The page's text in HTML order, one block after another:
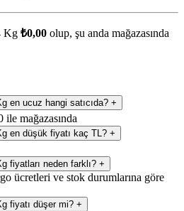
Kg ₺0,00 olup, şu anda mağazasında
en ucuz hangi satıcıda? +
mağazasında
en düşük fiyatı kaç TL? +
fiyatları neden farklı? +
ücretleri ve stok durumlarına göre
fiyatı düşer mi? +